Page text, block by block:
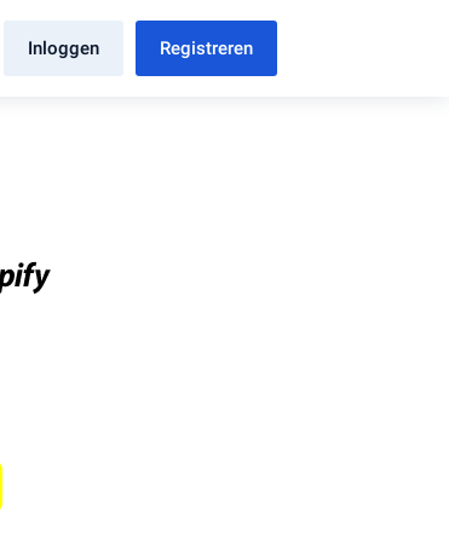
Inloggen Registreren